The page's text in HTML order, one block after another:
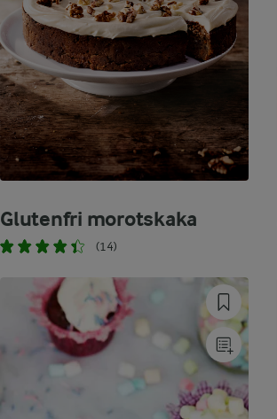
Glutenfri morotskaka
(14)